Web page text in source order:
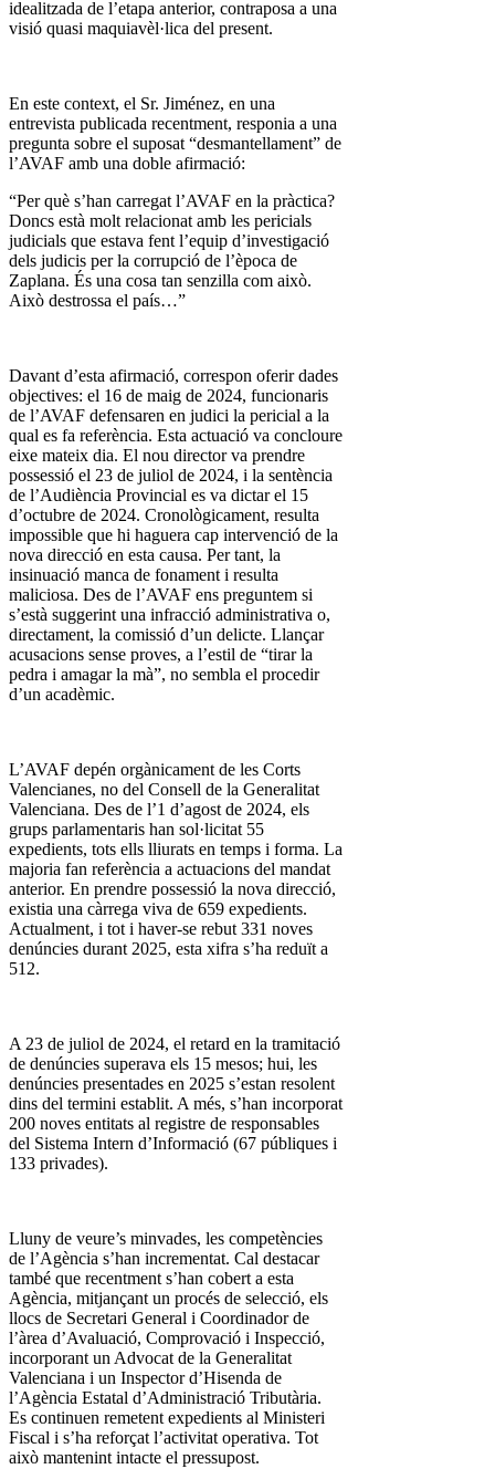
idealitzada de l’etapa anterior, contraposa a una
visió quasi maquiavèl·lica del present.
En este context, el Sr. Jiménez, en una
entrevista publicada recentment, responia a una
pregunta sobre el suposat “desmantellament” de
l’AVAF amb una doble afirmació:
“Per què s’han carregat l’AVAF en la pràctica?
Doncs està molt relacionat amb les pericials
judicials que estava fent l’equip d’investigació
dels judicis per la corrupció de l’època de
Zaplana. És una cosa tan senzilla com això.
Això destrossa el país…”
Davant d’esta afirmació, correspon oferir dades
objectives: el 16 de maig de 2024, funcionaris
de l’AVAF defensaren en judici la pericial a la
qual es fa referència. Esta actuació va concloure
eixe mateix dia. El nou director va prendre
possessió el 23 de juliol de 2024, i la sentència
de l’Audiència Provincial es va dictar el 15
d’octubre de 2024. Cronològicament, resulta
impossible que hi haguera cap intervenció de la
nova direcció en esta causa. Per tant, la
insinuació manca de fonament i resulta
maliciosa. Des de l’AVAF ens preguntem si
s’està suggerint una infracció administrativa o,
directament, la comissió d’un delicte. Llançar
acusacions sense proves, a l’estil de “tirar la
pedra i amagar la mà”, no sembla el procedir
d’un acadèmic.
L’AVAF depén orgànicament de les Corts
Valencianes, no del Consell de la Generalitat
Valenciana. Des de l’1 d’agost de 2024, els
grups parlamentaris han sol·licitat 55
expedients, tots ells lliurats en temps i forma. La
majoria fan referència a actuacions del mandat
anterior. En prendre possessió la nova direcció,
existia una càrrega viva de 659 expedients.
Actualment, i tot i haver-se rebut 331 noves
denúncies durant 2025, esta xifra s’ha reduït a
512.
A 23 de juliol de 2024, el retard en la tramitació
de denúncies superava els 15 mesos; hui, les
denúncies presentades en 2025 s’estan resolent
dins del termini establit. A més, s’han incorporat
200 noves entitats al registre de responsables
del Sistema Intern d’Informació (67 públiques i
133 privades).
Lluny de veure’s minvades, les competències
de l’Agència s’han incrementat. Cal destacar
també que recentment s’han cobert a esta
Agència, mitjançant un procés de selecció, els
llocs de Secretari General i Coordinador de
l’àrea d’Avaluació, Comprovació i Inspecció,
incorporant un Advocat de la Generalitat
Valenciana i un Inspector d’Hisenda de
l’Agència Estatal d’Administració Tributària.
Es continuen remetent expedients al Ministeri
Fiscal i s’ha reforçat l’activitat operativa. Tot
això mantenint intacte el pressupost.